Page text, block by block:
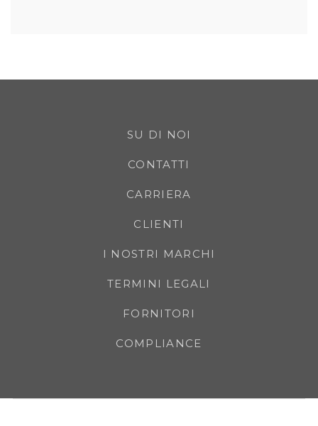
SU DI NOI
CONTATTI
CARRIERA
CLIENTI
I NOSTRI MARCHI
TERMINI LEGALI
FORNITORI
COMPLIANCE